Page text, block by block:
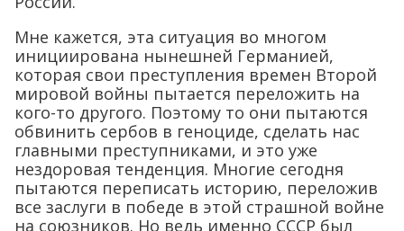
Мне кажется, эта ситуация во многом
инициирована нынешней Германией,
которая свои преступления времен Второй
мировой войны пытается переложить на
кого-то другого. Поэтому то они пытаются
обвинить сербов в геноциде, сделать нас
главными преступниками, и это уже
нездоровая тенденция. Многие сегодня
пытаются переписать историю, переложив
все заслуги в победе в этой страшной войне
на союзников. Но ведь именно СССР был